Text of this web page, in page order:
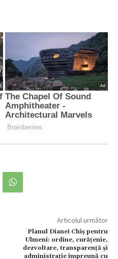
Articolul următor
Planul Dianei Chiș pentru
Ulmeni: ordine, curățenie,
dezvoltare, transparență și
administrație împreună cu